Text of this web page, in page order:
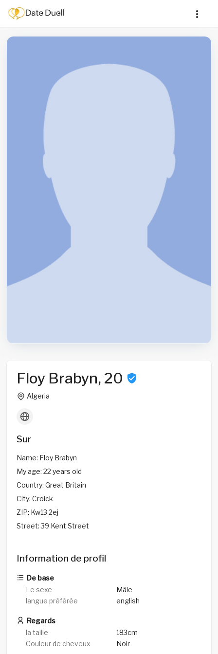
Floy Brabyn, 20
Algeria
Sur
Name: Floy Brabyn
My age: 22 years old
Country: Great Britain
City: Croick
ZIP: Kw13 2ej
Street: 39 Kent Street
Information de profil
De base
Le sexe
Mâle
langue préférée
english
Regards
la taille
183cm
Couleur de cheveux
Noir